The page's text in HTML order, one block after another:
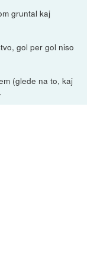
gruntal kaj
gol per gol niso
(glede na to, kaj